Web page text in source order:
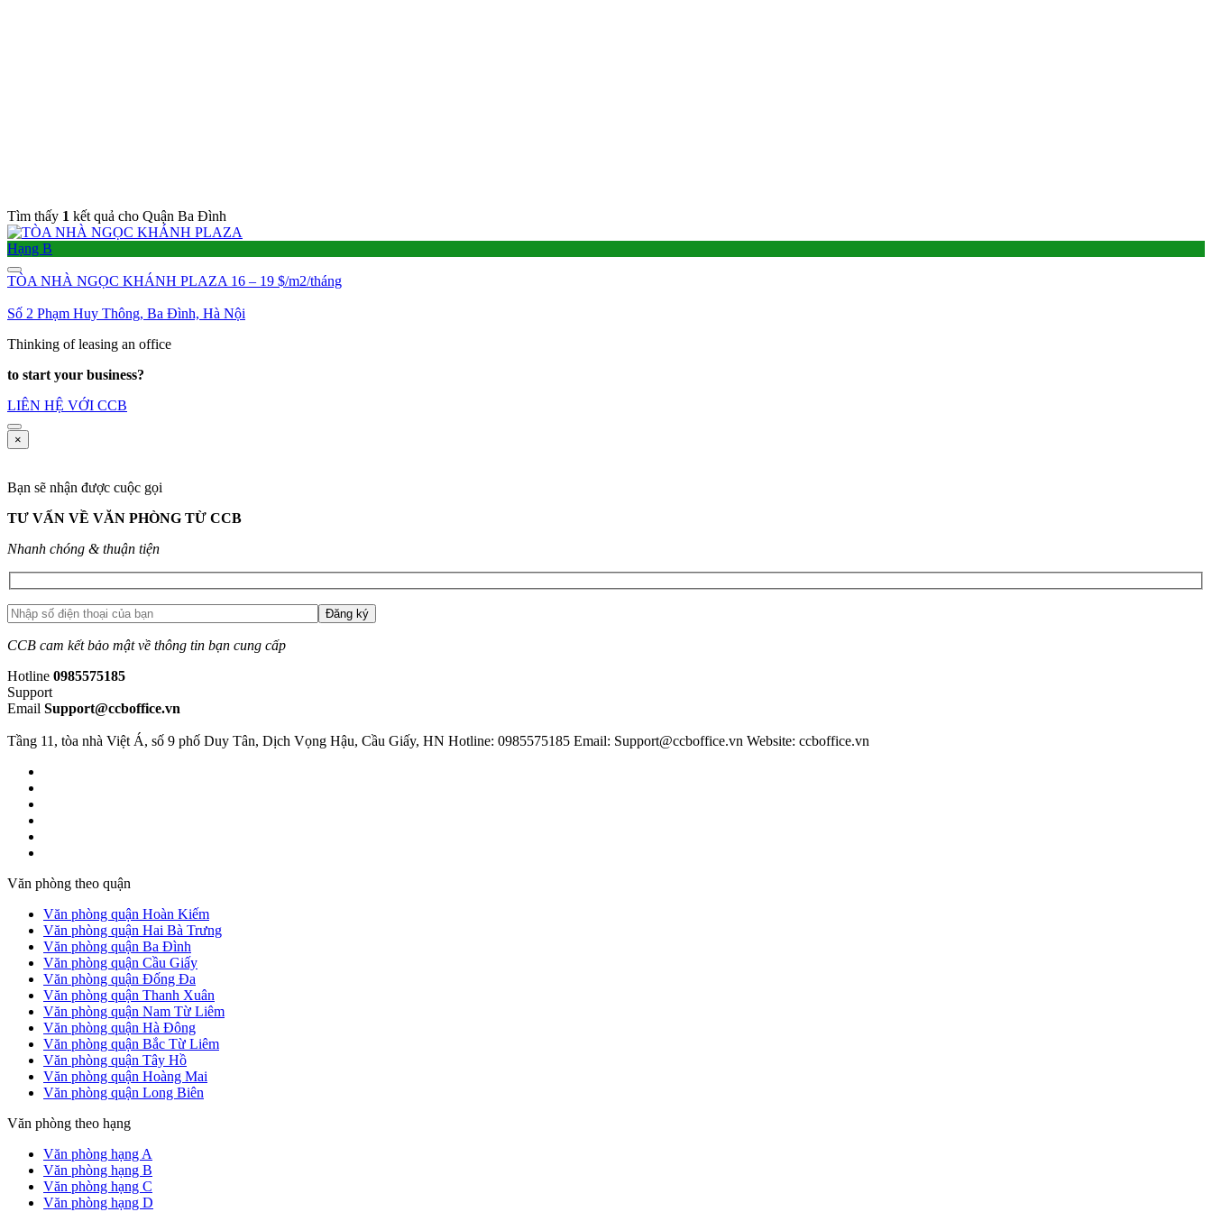
Tìm thấy 1 kết quả cho Quận Ba Đình
Hạng B
TÒA NHÀ NGỌC KHÁNH PLAZA 16 – 19 $/m2/tháng
Số 2 Phạm Huy Thông, Ba Đình, Hà Nội
Thinking of leasing an office
to start your business?
LIÊN HỆ VỚI CCB
×
Bạn sẽ nhận được cuộc gọi
TƯ VẤN VỀ VĂN PHÒNG TỪ CCB
Nhanh chóng & thuận tiện
CCB cam kết bảo mật về thông tin bạn cung cấp
Hotline 0985575185
Support
Email Support@ccboffice.vn
Tầng 11, tòa nhà Việt Á, số 9 phố Duy Tân, Dịch Vọng Hậu, Cầu Giấy, HN Hotline: 0985575185 Email: Support@ccboffice.vn Website: ccboffice.vn
Văn phòng theo quận
Văn phòng quận Hoàn Kiếm
Văn phòng quận Hai Bà Trưng
Văn phòng quận Ba Đình
Văn phòng quận Cầu Giấy
Văn phòng quận Đống Đa
Văn phòng quận Thanh Xuân
Văn phòng quận Nam Từ Liêm
Văn phòng quận Hà Đông
Văn phòng quận Bắc Từ Liêm
Văn phòng quận Tây Hồ
Văn phòng quận Hoàng Mai
Văn phòng quận Long Biên
Văn phòng theo hạng
Văn phòng hạng A
Văn phòng hạng B
Văn phòng hạng C
Văn phòng hạng D